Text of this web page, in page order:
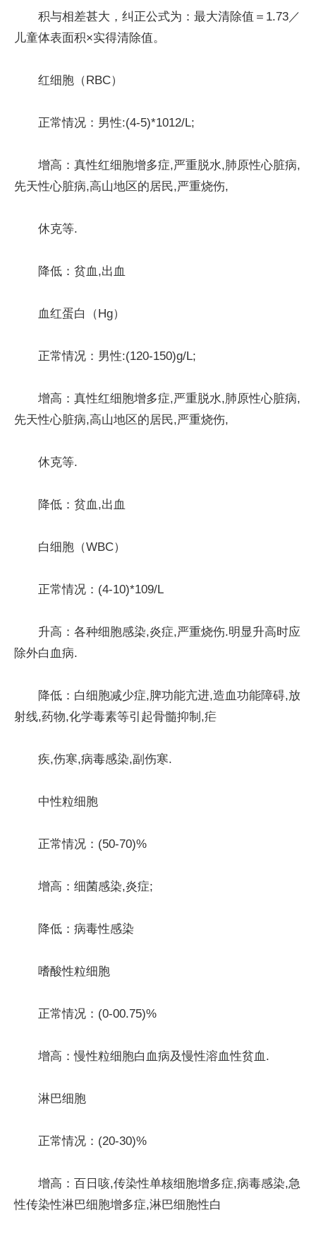
积与相差甚大，纠正公式为：最大清除值＝1.73／
儿童体表面积×实得清除值。
红细胞（RBC）
正常情况：男性:(4-5)*1012/L;
增高：真性红细胞增多症,严重脱水,肺原性心脏病,
先天性心脏病,高山地区的居民,严重烧伤,
休克等.
降低：贫血,出血
血红蛋白（Hg）
正常情况：男性:(120-150)g/L;
增高：真性红细胞增多症,严重脱水,肺原性心脏病,
先天性心脏病,高山地区的居民,严重烧伤,
休克等.
降低：贫血,出血
白细胞（WBC）
正常情况：(4-10)*109/L
升高：各种细胞感染,炎症,严重烧伤.明显升高时应
除外白血病.
降低：白细胞减少症,脾功能亢进,造血功能障碍,放
射线,药物,化学毒素等引起骨髓抑制,疟
疾,伤寒,病毒感染,副伤寒.
中性粒细胞
正常情况：(50-70)%
增高：细菌感染,炎症;
降低：病毒性感染
嗜酸性粒细胞
正常情况：(0-00.75)%
增高：慢性粒细胞白血病及慢性溶血性贫血.
淋巴细胞
正常情况：(20-30)%
增高：百日咳,传染性单核细胞增多症,病毒感染,急
性传染性淋巴细胞增多症,淋巴细胞性白